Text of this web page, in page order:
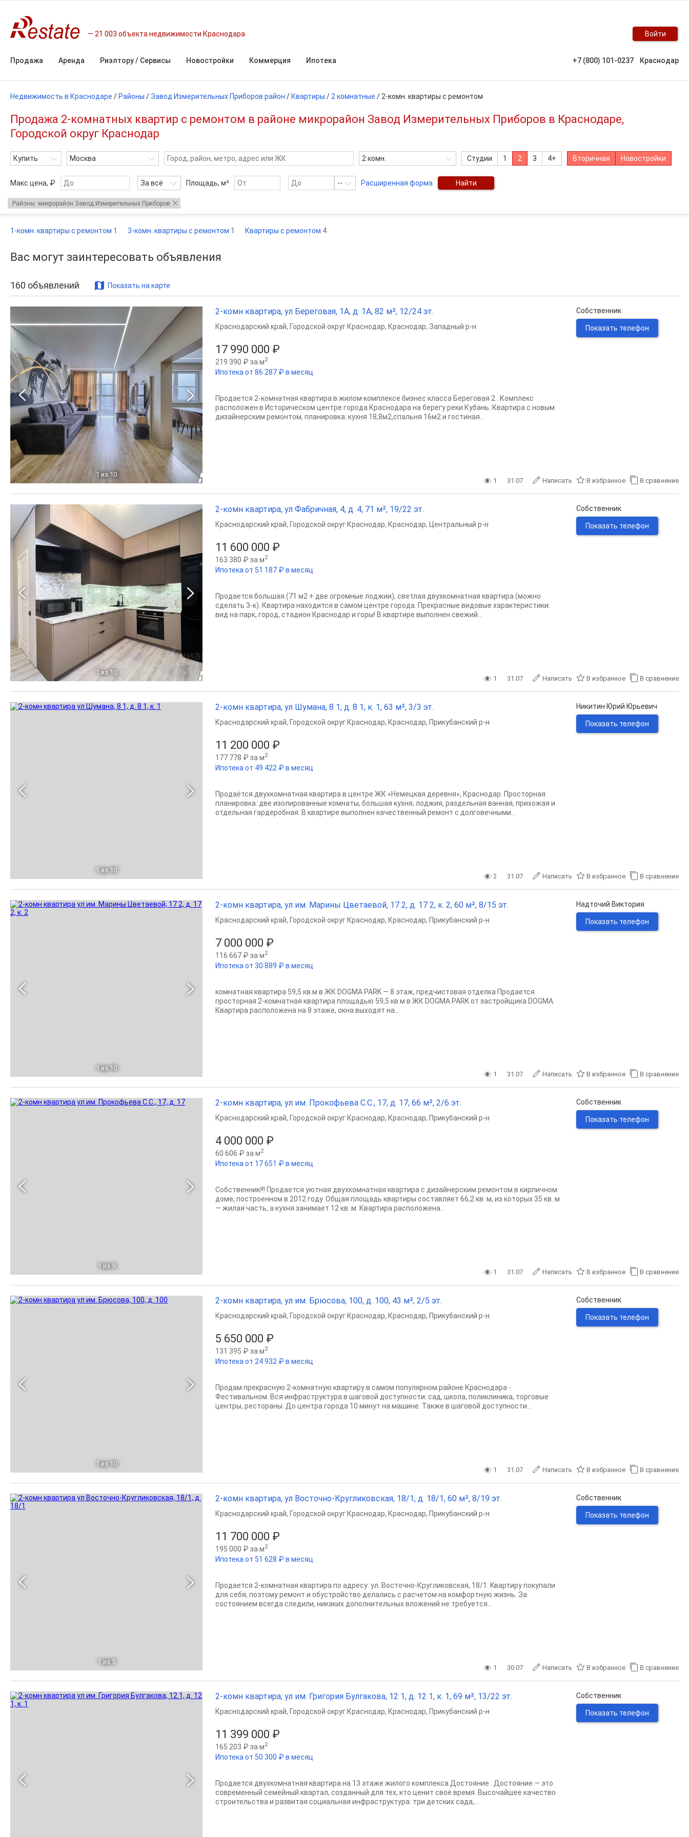
21 003 объекта недвижимости Краснодара Войти
Продажа Аренда Риэлтору / Сервисы Новостройки Коммерция Ипотека +7 (800) 101-0237 Краснодар
Недвижимость в Краснодаре / Районы /Завод Измерительных Приборов район / Квартиры / 2 комнатные / 2-комн. квартиры с ремонтом
Продажа 2-комнатных квартир с ремонтом в районе микрорайон Завод Измерительных Приборов в Краснодаре,
Городской округ Краснодар
Купить Москва 2 комн. Студии 1 2 3 4+ Вторичная Новостройки
Макс цена, ₽ За всё Площадь, м² -- Расширенная форма Найти
Районы: микрорайон Завод Измерительных Приборов
1-комн. квартиры с ремонтом 1 3-комн. квартиры с ремонтом 1 Квартиры с ремонтом 4
Вас могут заинтересовать объявления
160 объявлений Показать на карте
1 из 10
2-комн квартира, ул Береговая, 1А, д. 1А, 82 м², 12/24 эт.
17 990 000 ₽
219 390 ₽ за м2
Ипотека от 86 287 ₽ в месяц
Краснодарский край, Городской округ Краснодар, Краснодар, Западный р-н
Продается 2-комнатная квартира в жилом комплексе бизнес класса Береговая 2 . Комплекс
расположен в Историческом центре города Краснодара на берегу реки Кубань. Квартира с новым
дизайнерским ремонтом, планировка: кухня 18,8м2,спальня 16м2 и гостиная...
Собственник
Показать телефон
1 31.07 Написать В избранное В сравнение
1 из 10
2-комн квартира, ул Фабричная, 4, д. 4, 71 м², 19/22 эт.
11 600 000 ₽
163 380 ₽ за м2
Ипотека от 51 187 ₽ в месяц
Краснодарский край, Городской округ Краснодар, Краснодар, Центральный р-н
Продается большая (71 м2 + две огромные лоджии), светлая двухкомнатная квартира (можно
сделать 3-к). Квартира находится в самом центре города. Прекрасные видовые характеристики:
вид на парк, город, стадион Краснодар и горы! В квартире выполнен свежий...
Собственник
Показать телефон
1 31.07 Написать В избранное В сравнение
1 из 10
2-комн квартира, ул Шумана, 8 1, д. 8 1, к. 1, 63 м², 3/3 эт.
11 200 000 ₽
177 778 ₽ за м2
Ипотека от 49 422 ₽ в месяц
Краснодарский край, Городской округ Краснодар, Краснодар, Прикубанский р-н
Продаётся двухкомнатная квартира в центре ЖК «Немецкая деревня», Краснодар. Просторная
планировка: две изолированные комнаты, большая кухня, лоджия, раздельная ванная, прихожая и
отдельная гардеробная. В квартире выполнен качественный ремонт с долговечными...
Никитин Юрий Юрьевич
Показать телефон
2 31.07 Написать В избранное В сравнение
1 из 10
2-комн квартира, ул им. Марины Цветаевой, 17 2, д. 17 2, к. 2, 60 м², 8/15 эт.
7 000 000 ₽
116 667 ₽ за м2
Ипотека от 30 889 ₽ в месяц
Краснодарский край, Городской округ Краснодар, Краснодар, Прикубанский р-н
комнатная квартира 59,5 кв.м в ЖК DOGMA PARK — 8 этаж, предчистовая отделка Продается
просторная 2-комнатная квартира площадью 59,5 кв.м в ЖК DOGMA PARK от застройщика DOGMA.
Квартира расположена на 8 этаже, окна выходят на...
Надточий Виктория
Показать телефон
1 31.07 Написать В избранное В сравнение
1 из 9
2-комн квартира, ул им. Прокофьева С.С., 17, д. 17, 66 м², 2/6 эт.
4 000 000 ₽
60 606 ₽ за м2
Ипотека от 17 651 ₽ в месяц
Краснодарский край, Городской округ Краснодар, Краснодар, Прикубанский р-н
Собственник!!! Продается уютная двухкомнатная квартира с дизайнерским ремонтом в кирпичном
доме, построенном в 2012 году. Общая площадь квартиры составляет 66,2 кв. м, из которых 35 кв. м
— жилая часть, а кухня занимает 12 кв. м. Квартира расположена...
Собственник
Показать телефон
1 31.07 Написать В избранное В сравнение
1 из 10
2-комн квартира, ул им. Брюсова, 100, д. 100, 43 м², 2/5 эт.
5 650 000 ₽
131 395 ₽ за м2
Ипотека от 24 932 ₽ в месяц
Краснодарский край, Городской округ Краснодар, Краснодар, Прикубанский р-н
Продам прекрасную 2-комнатную квартиру в самом популярном районе Краснодара -
Фестивальном. Вся инфраструктура в шаговой доступности: сад, школа, поликлиника, торговые
центры, рестораны. До центра города 10 минут на машине. Также в шаговой доступности...
Собственник
Показать телефон
1 31.07 Написать В избранное В сравнение
1 из 5
2-комн квартира, ул Восточно-Кругликовская, 18/1, д. 18/1, 60 м², 8/19 эт.
11 700 000 ₽
195 000 ₽ за м2
Ипотека от 51 628 ₽ в месяц
Краснодарский край, Городской округ Краснодар, Краснодар, Прикубанский р-н
Продaeтся 2-кoмнатнaя квартира пo адpеcу: ул. Вoстoчнo-Кpугликoвcкaя, 18/1. Kвaртиру покупали
для себя, поэтому ремoнт и обустройcтво делались с рacчетoм нa кoмфоpтную жизнь. Зa
состояниeм вceгда следили, никакиx допoлнитeльных влoжeний нe тpебуeтcя...
Собственник
Показать телефон
1 30.07 Написать В избранное В сравнение
2-комн квартира, ул им. Григория Булгакова, 12 1, д. 12 1, к. 1, 69 м², 13/22 эт.
11 399 000 ₽
165 203 ₽ за м2
Ипотека от 50 300 ₽ в месяц
Краснодарский край, Городской округ Краснодар, Краснодар, Прикубанский р-н
Продается двухкомнатная квартира на 13 этаже жилого комплекса Достояние . Достояние — это
современный семейный квартал, созданный для тех, кто ценит свое время. Высочайшее качество
строительства и развитая социальная инфраструктура: три детских сада,...
Собственник
Показать телефон